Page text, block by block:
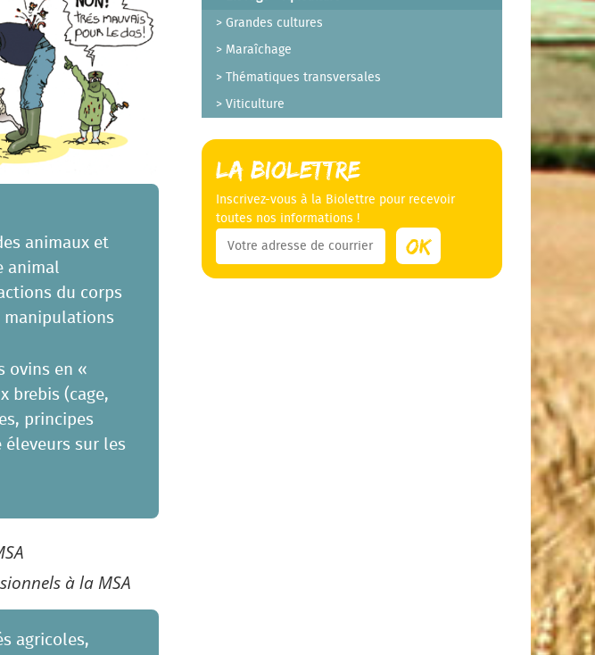
animaux et
du corps
manipulations
ovins en «
brebis (cage,
principes
sur les
à la MSA
agricoles,
Grandes cultures
Maraîchage
Thématiques transversales
Viticulture
La Biolettre
Inscrivez-vous à la Biolettre pour recevoir
toutes nos informations !